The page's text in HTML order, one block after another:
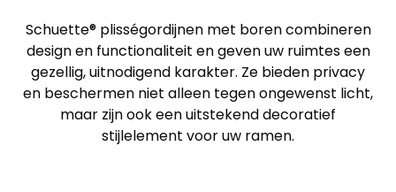
Schuette® plisségordijnen met boren combineren
design en functionaliteit en geven uw ruimtes een
gezellig, uitnodigend karakter. Ze bieden privacy
en beschermen niet alleen tegen ongewenst licht,
maar zijn ook een uitstekend decoratief
stijlelement voor uw ramen.